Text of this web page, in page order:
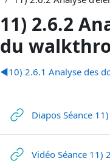
11) 2.6.2
du
Section
◀︎10) 2.6.1 Analyse des
Diapos Séance
Vidéo Séance